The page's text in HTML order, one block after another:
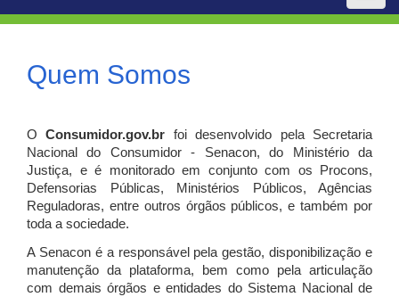
Quem Somos
OConsumidor.gov.br
foi desenvolvido pela Secretaria
Nacional do Consumidor - Senacon, do Ministério da
Justiça, e é monitorado em conjunto com os Procons,
Defensorias Públicas, Ministérios Públicos, Agências
Reguladoras, entre outros órgãos públicos, e também por
toda a sociedade.
A Senacon é a responsável pela gestão, disponibilização e
manutenção da plataforma, bem como pela articulação
com demais órgãos e entidades do Sistema Nacional de